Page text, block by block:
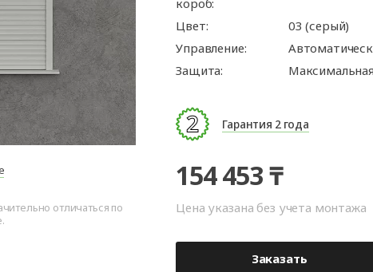
Распашные ворота
Каркасы для ворот
Калитки
отличаться по
короб:
Цвет:
03 (серый)
Управление:
Защита:
Гарантия 2 года
154 453 ₸
Цена указана без учета монтажа
Заказать